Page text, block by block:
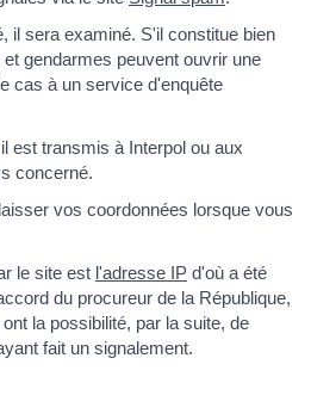
il sera examiné. S'il constitue bien
gendarmes peuvent ouvrir une
cas à un service d'enquête
est transmis à Interpol ou aux
concerné.
vos coordonnées lorsque vous
le site est l'adresse IP d'où a été
du procureur de la République,
la possibilité, par la suite, de
fait un signalement.